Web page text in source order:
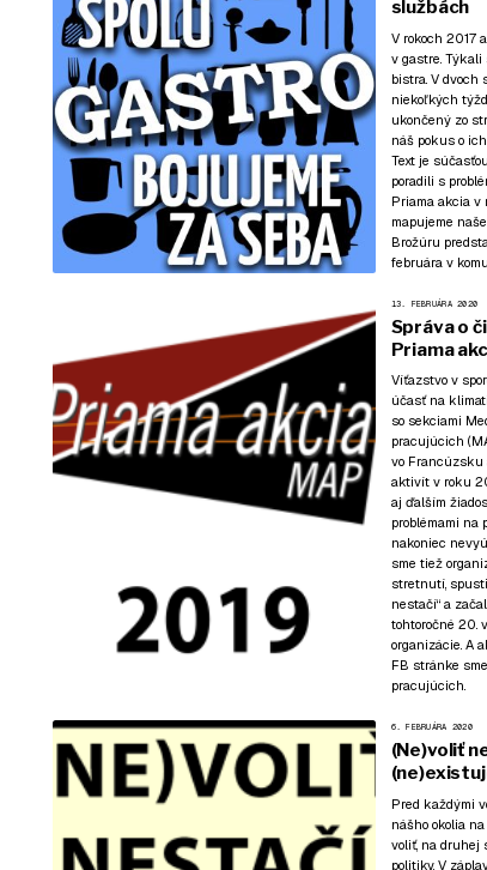
službách
V rokoch 2017
v gastre. Týkali
bistra. V dvoch
niekoľkých
ukončený zo
náš pokus o
Text je
poradili s
Priama akcia v
mapujeme
Brožúru
februára v
13. FEBRUÁRA 2020
Správa o
Priama
Víťazstvo v
účasť na
so sekciami
pracujúcich
vo Francúzsku
aktivít v roku
aj ďalším
problémami na
nakoniec
sme tiež
stretnutí,
nestačí“ a
tohtoročné 20.
organizácie. A
FB stránke
pracujúcich.
6. FEBRUÁRA 2020
(Ne)voliť
Pred každými
nášho okolia
voliť, na druhej
politiky. V